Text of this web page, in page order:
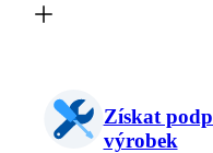
Získat
výrobek